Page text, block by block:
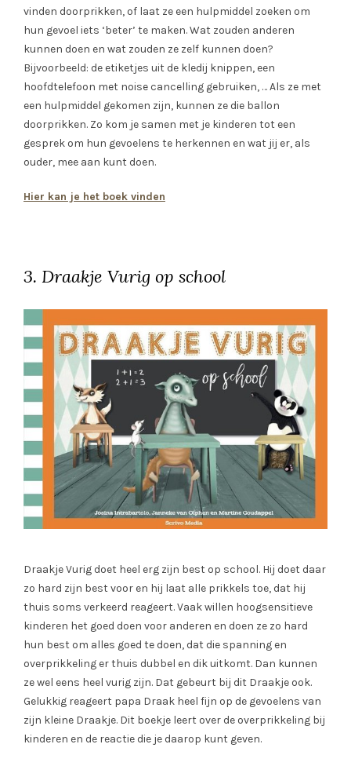
vinden doorprikken, of laat ze een hulpmiddel zoeken om
hun gevoel iets ‘beter’ te maken. Wat zouden anderen
kunnen doen en wat zouden ze zelf kunnen doen?
Bijvoorbeeld: de etiketjes uit de kledij knippen, een
hoofdtelefoon met noise cancelling gebruiken, … Als ze met
een hulpmiddel gekomen zijn, kunnen ze die ballon
doorprikken. Zo kom je samen met je kinderen tot een
gesprek om hun gevoelens te herkennen en wat jij er, als
ouder, mee aan kunt doen.
Hier kan je het boek vinden
3. Draakje Vurig op school
Draakje Vurig doet heel erg zijn best op school. Hij doet daar
zo hard zijn best voor en hij laat alle prikkels toe, dat hij
thuis soms verkeerd reageert. Vaak willen hoogsensitieve
kinderen het goed doen voor anderen en doen ze zo hard
hun best om alles goed te doen, dat die spanning en
overprikkeling er thuis dubbel en dik uitkomt. Dan kunnen
ze wel eens heel vurig zijn. Dat gebeurt bij dit Draakje ook.
Gelukkig reageert papa Draak heel fijn op de gevoelens van
zijn kleine Draakje. Dit boekje leert over de overprikkeling bij
kinderen en de reactie die je daarop kunt geven.